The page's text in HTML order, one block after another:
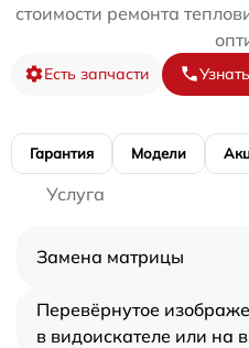
стоимости ремонта
Есть запчасти
Гарантия Модели
Услуга
Замена матрицы
Перевёрнутое
в видоискателе или на